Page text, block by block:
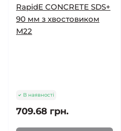
RapidE CONCRETE SDS+
90 мм з хвостовиком
М22
В наявності
709.68 грн.